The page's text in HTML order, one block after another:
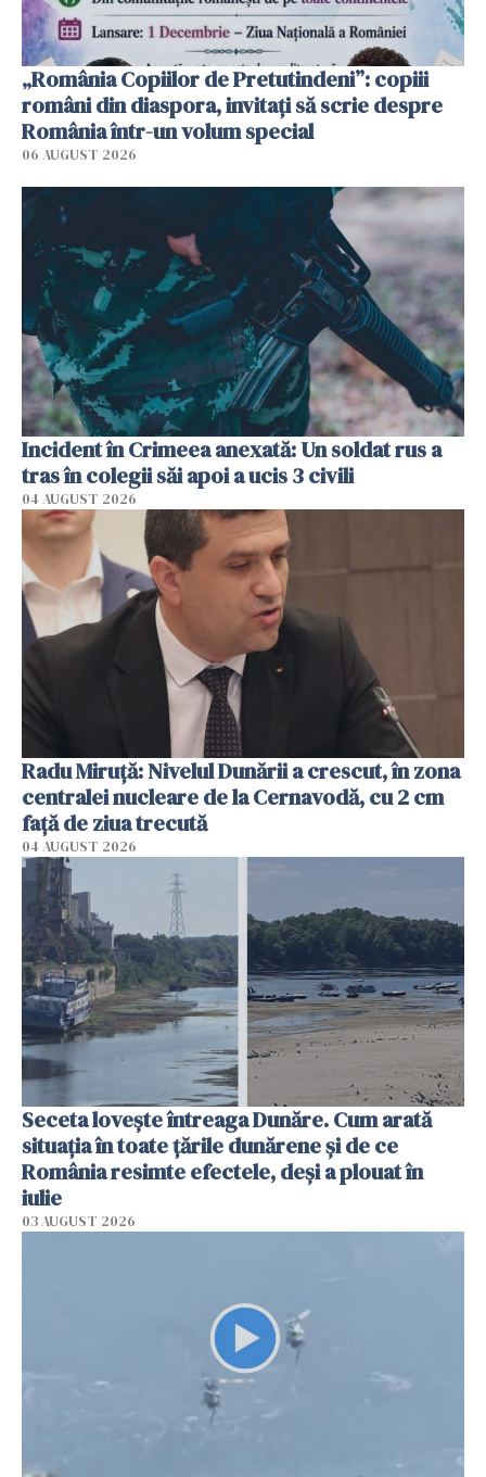
„România Copiilor de Pretutindeni”: copiii
români din diaspora, invitați să scrie despre
România într-un volum special
06 AUGUST 2026
Incident în Crimeea anexată: Un soldat rus a
tras în colegii săi apoi a ucis 3 civili
04 AUGUST 2026
Radu Miruţă: Nivelul Dunării a crescut, în zona
centralei nucleare de la Cernavodă, cu 2 cm
faţă de ziua trecută
04 AUGUST 2026
Seceta lovește întreaga Dunăre. Cum arată
situația în toate țările dunărene și de ce
România resimte efectele, deși a plouat în
iulie
03 AUGUST 2026